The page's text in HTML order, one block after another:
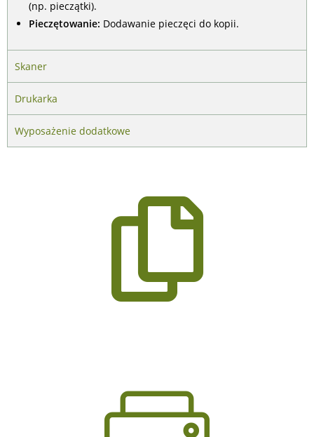
(np. pieczątki).
Pieczętowanie: Dodawanie pieczęci do kopii.
Skaner
Drukarka
Wyposażenie dodatkowe